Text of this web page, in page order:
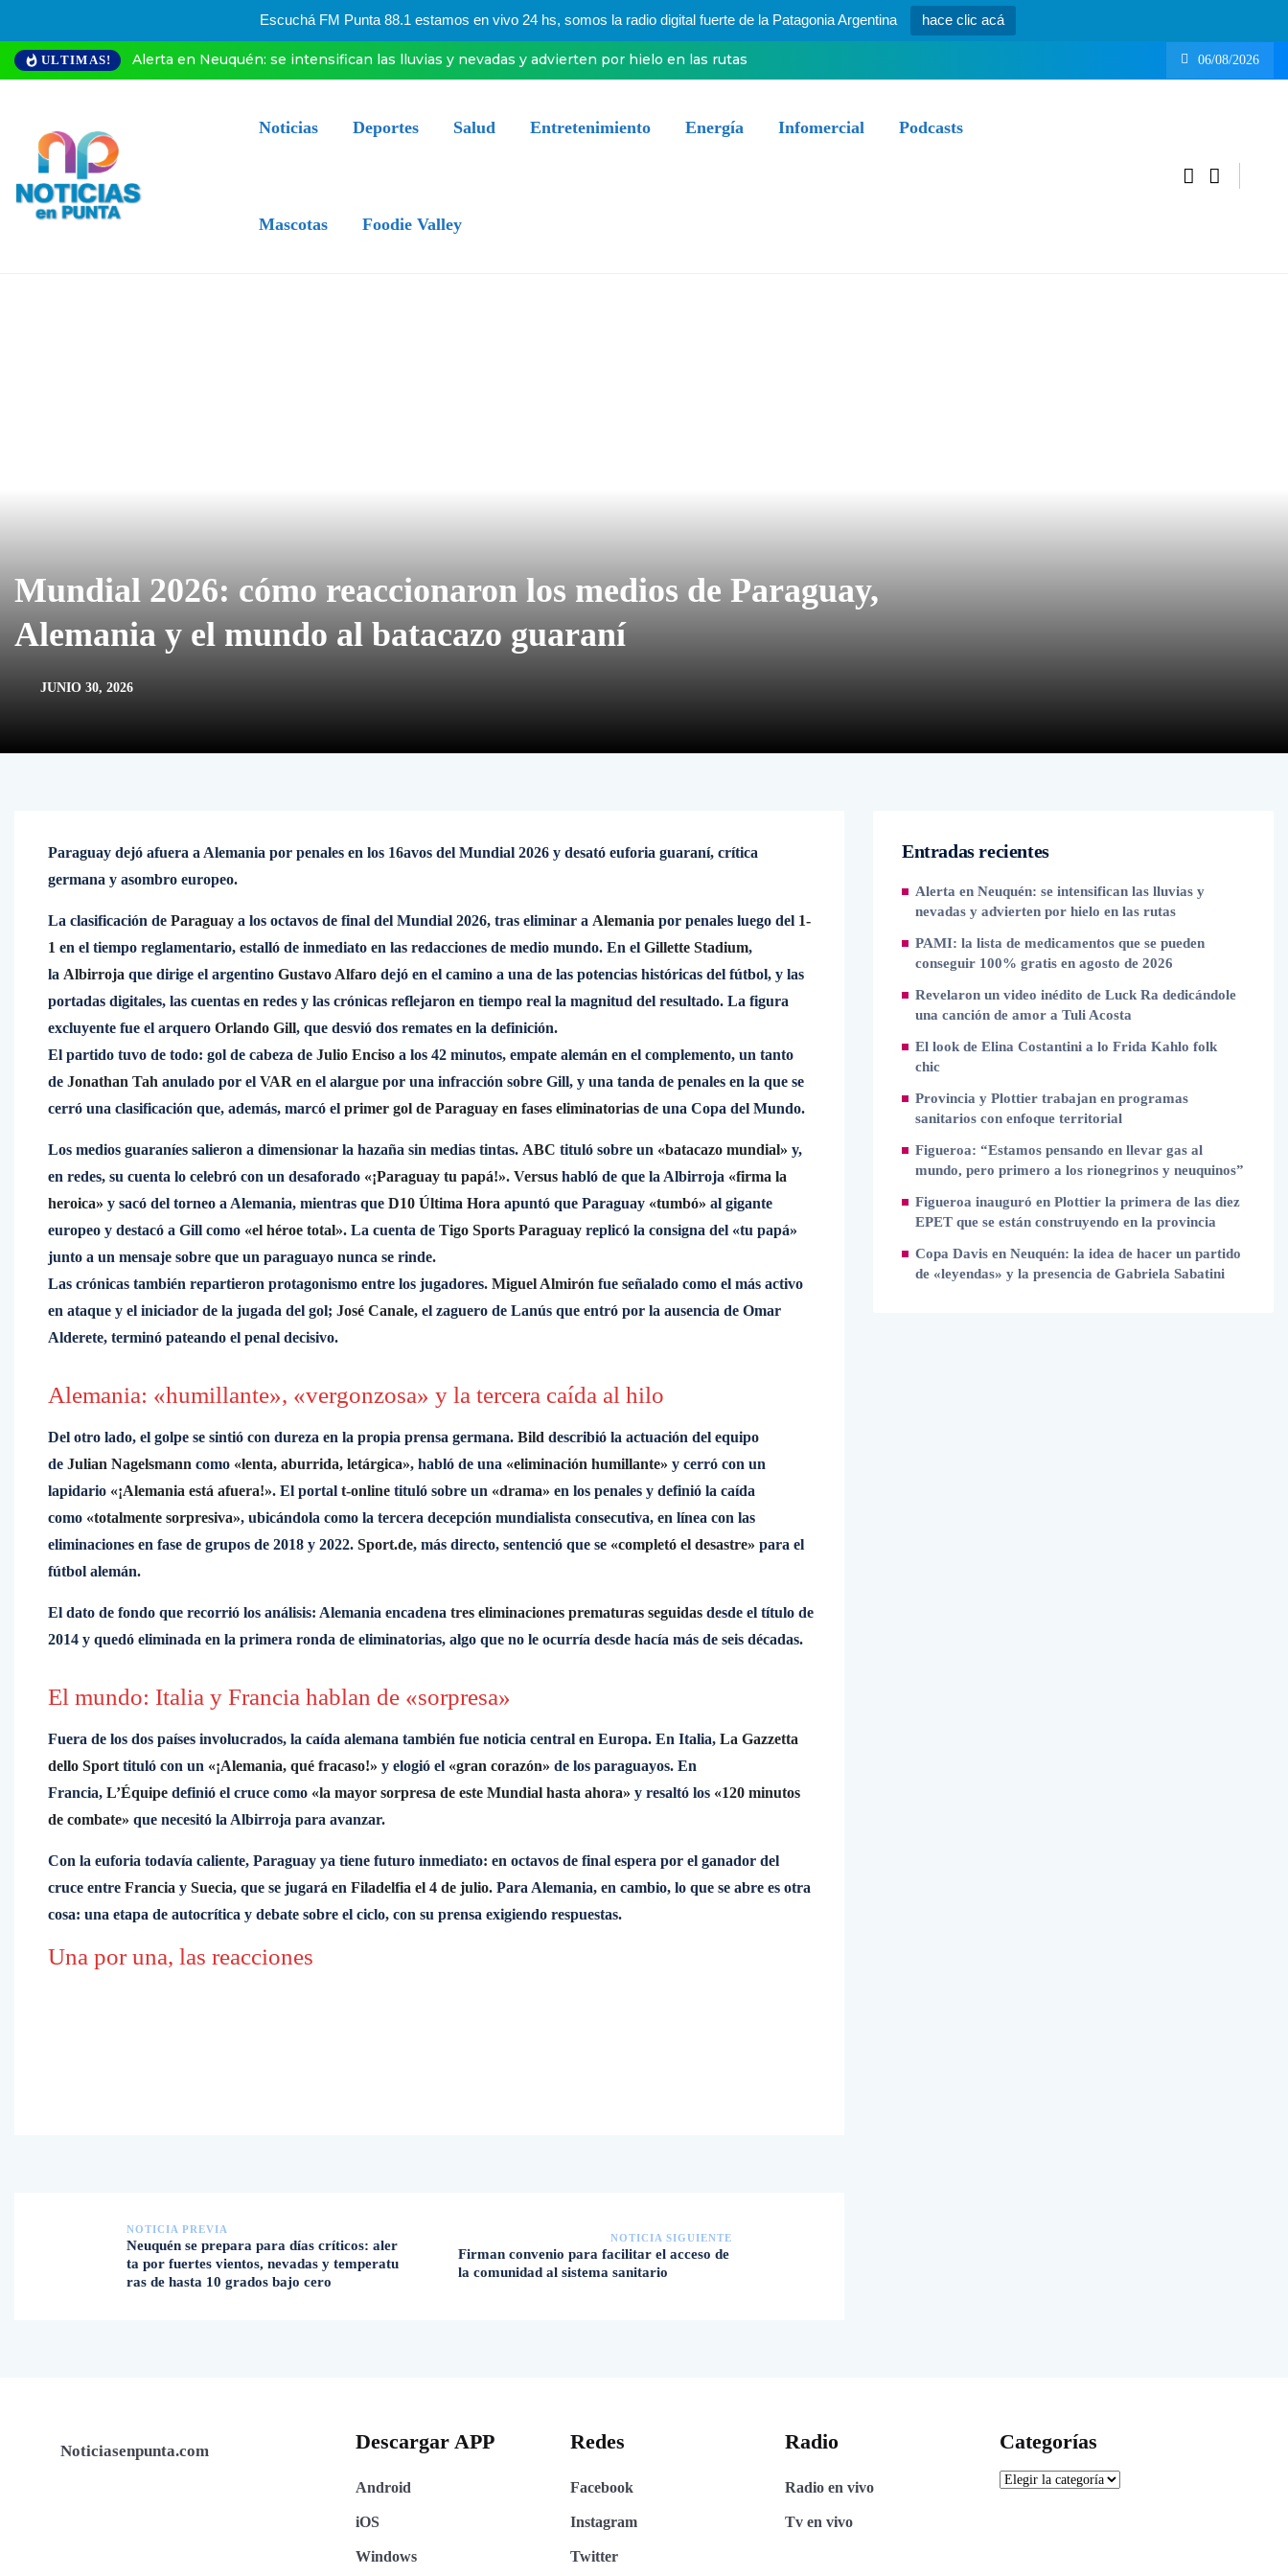
Escuchá FM Punta 88.1 estamos en vivo 24 hs, somos la radio digital fuerte de la Patagonia Argentina hace clic acá
ULTIMAS! Alerta en Neuquén: se intensifican las lluvias y nevadas y advierten por hielo en las rutas 06/08/2026
Noticias Deportes Salud Entretenimiento Energía Infomercial Podcasts
Mascotas Foodie Valley
Mundial 2026: cómo reaccionaron los medios de Paraguay,
Alemania y el mundo al batacazo guaraní
JUNIO 30, 2026
Paraguay dejó afuera a Alemania por penales en los 16avos del Mundial 2026 y desató euforia guaraní, crítica
germana y asombro europeo.
La clasificación de Paraguay a los octavos de final del Mundial 2026, tras eliminar a Alemania por penales luego del 1-
1 en el tiempo reglamentario, estalló de inmediato en las redacciones de medio mundo. En el Gillette Stadium,
la Albirroja que dirige el argentino Gustavo Alfaro dejó en el camino a una de las potencias históricas del fútbol, y las
portadas digitales, las cuentas en redes y las crónicas reflejaron en tiempo real la magnitud del resultado. La figura
excluyente fue el arquero Orlando Gill, que desvió dos remates en la definición.
El partido tuvo de todo: gol de cabeza de Julio Enciso a los 42 minutos, empate alemán en el complemento, un tanto
de Jonathan Tah anulado por el VAR en el alargue por una infracción sobre Gill, y una tanda de penales en la que se
cerró una clasificación que, además, marcó el primer gol de Paraguay en fases eliminatorias de una Copa del Mundo.
Los medios guaraníes salieron a dimensionar la hazaña sin medias tintas. ABC tituló sobre un «batacazo mundial» y,
en redes, su cuenta lo celebró con un desaforado «¡Paraguay tu papá!». Versus habló de que la Albirroja «firma la
heroica» y sacó del torneo a Alemania, mientras que D10 Última Hora apuntó que Paraguay «tumbó» al gigante
europeo y destacó a Gill como «el héroe total». La cuenta de Tigo Sports Paraguay replicó la consigna del «tu papá»
junto a un mensaje sobre que un paraguayo nunca se rinde.
Las crónicas también repartieron protagonismo entre los jugadores. Miguel Almirón fue señalado como el más activo
en ataque y el iniciador de la jugada del gol; José Canale, el zaguero de Lanús que entró por la ausencia de Omar
Alderete, terminó pateando el penal decisivo.
Alemania: «humillante», «vergonzosa» y la tercera caída al hilo
Del otro lado, el golpe se sintió con dureza en la propia prensa germana. Bild describió la actuación del equipo
de Julian Nagelsmann como «lenta, aburrida, letárgica», habló de una «eliminación humillante» y cerró con un
lapidario «¡Alemania está afuera!». El portal t-online tituló sobre un «drama» en los penales y definió la caída
como «totalmente sorpresiva», ubicándola como la tercera decepción mundialista consecutiva, en línea con las
eliminaciones en fase de grupos de 2018 y 2022. Sport.de, más directo, sentenció que se «completó el desastre» para el
fútbol alemán.
El dato de fondo que recorrió los análisis: Alemania encadena tres eliminaciones prematuras seguidas desde el título de
2014 y quedó eliminada en la primera ronda de eliminatorias, algo que no le ocurría desde hacía más de seis décadas.
El mundo: Italia y Francia hablan de «sorpresa»
Fuera de los dos países involucrados, la caída alemana también fue noticia central en Europa. En Italia, La Gazzetta
dello Sport tituló con un «¡Alemania, qué fracaso!» y elogió el «gran corazón» de los paraguayos. En
Francia, L’Équipe definió el cruce como «la mayor sorpresa de este Mundial hasta ahora» y resaltó los «120 minutos
de combate» que necesitó la Albirroja para avanzar.
Con la euforia todavía caliente, Paraguay ya tiene futuro inmediato: en octavos de final espera por el ganador del
cruce entre Francia y Suecia, que se jugará en Filadelfia el 4 de julio. Para Alemania, en cambio, lo que se abre es otra
cosa: una etapa de autocrítica y debate sobre el ciclo, con su prensa exigiendo respuestas.
Una por una, las reacciones
NOTICIA PREVIA
Neuquén se prepara para días críticos: aler
ta por fuertes vientos, nevadas y temperatu
ras de hasta 10 grados bajo cero
NOTICIA SIGUIENTE
Firman convenio para facilitar el acceso de
la comunidad al sistema sanitario
Entradas recientes
Alerta en Neuquén: se intensifican las lluvias y
nevadas y advierten por hielo en las rutas
PAMI: la lista de medicamentos que se pueden
conseguir 100% gratis en agosto de 2026
Revelaron un video inédito de Luck Ra dedicándole
una canción de amor a Tuli Acosta
El look de Elina Costantini a lo Frida Kahlo folk
chic
Provincia y Plottier trabajan en programas
sanitarios con enfoque territorial
Figueroa: “Estamos pensando en llevar gas al
mundo, pero primero a los rionegrinos y neuquinos”
Figueroa inauguró en Plottier la primera de las diez
EPET que se están construyendo en la provincia
Copa Davis en Neuquén: la idea de hacer un partido
de «leyendas» y la presencia de Gabriela Sabatini
Noticiasenpunta.com Descargar APP
Android
iOS
Windows
Redes
Facebook
Instagram
Twitter
Radio
Radio en vivo
Tv en vivo
Categorías